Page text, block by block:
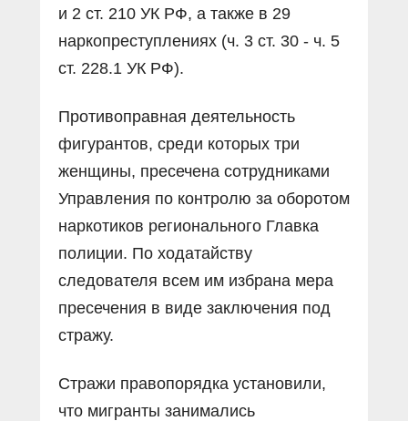
и 2 ст. 210 УК РФ, а также в 29
наркопреступлениях (ч. 3 ст. 30 - ч. 5
ст. 228.1 УК РФ).
Противоправная деятельность
фигурантов, среди которых три
женщины, пресечена сотрудниками
Управления по контролю за оборотом
наркотиков регионального Главка
полиции. По ходатайству
следователя всем им избрана мера
пресечения в виде заключения под
стражу.
Стражи правопорядка установили,
что мигранты занимались